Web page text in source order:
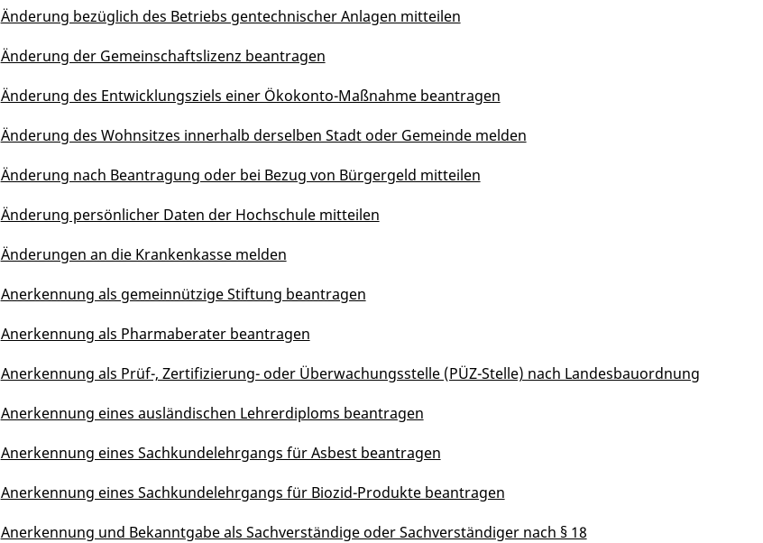
Änderung bezüglich des Betriebs gentechnischer Anlagen mitteilen
Änderung der Gemeinschaftslizenz beantragen
Änderung des Entwicklungsziels einer Ökokonto-Maßnahme beantragen
Änderung des Wohnsitzes innerhalb derselben Stadt oder Gemeinde melden
Änderung nach Beantragung oder bei Bezug von Bürgergeld mitteilen
Änderung persönlicher Daten der Hochschule mitteilen
Änderungen an die Krankenkasse melden
Anerkennung als gemeinnützige Stiftung beantragen
Anerkennung als Pharmaberater beantragen
Anerkennung als Prüf-, Zertifizierung- oder Überwachungsstelle (PÜZ-Stelle) nach Landesbauordnung
Anerkennung eines ausländischen Lehrerdiploms beantragen
Anerkennung eines Sachkundelehrgangs für Asbest beantragen
Anerkennung eines Sachkundelehrgangs für Biozid-Produkte beantragen
Anerkennung und Bekanntgabe als Sachverständige oder Sachverständiger nach § 18